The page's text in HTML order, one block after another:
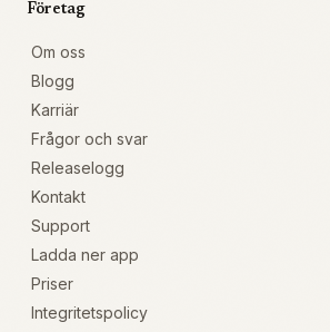
Företag
Om oss
Blogg
Karriär
Frågor och svar
Releaselogg
Kontakt
Support
Ladda ner app
Priser
Integritetspolicy